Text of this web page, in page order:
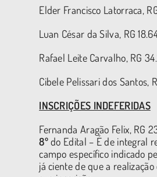
Elder Francisco Latorraca,
Luan César da Silva, RG
Rafael Leite Carvalho, RG
Cibele Pelissari dos Santos,
INSCRIÇÕES INDEFERIDAS
Fernanda Aragão Felix, RG
8ºdo Edital – É de integral
campo específico indicado
já ciente de que a